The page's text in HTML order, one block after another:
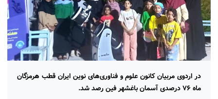
در اردوی مربیان کانون علوم و فناوری‌های نوین ایران قطب هرمزگان
ماه ۷۶ درصدی آسمان باغشهر فین رصد شد.